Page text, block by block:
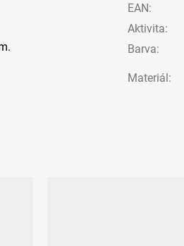
EAN:
Aktivita:
Barva:
Materiál: